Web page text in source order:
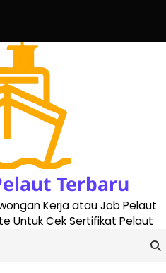
Terbaru
Kerja atau Job Pelaut
Untuk Cek Sertifikat Pelaut